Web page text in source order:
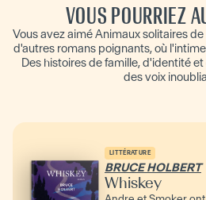
VOUS POURRIEZ
Vous avez aimé Animaux solitaires
d'autres romans poignants, où
Des histoires de famille, d'identité
des voix
LITTÉRATURE
BRUCE HOLBERT
Whiskey